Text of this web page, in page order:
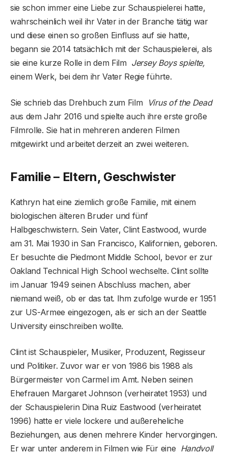
sie schon immer eine Liebe zur Schauspielerei hatte,
wahrscheinlich weil ihr Vater in der Branche tätig war
und diese einen so großen Einfluss auf sie hatte,
begann sie 2014 tatsächlich mit der Schauspielerei, als
sie eine kurze Rolle in dem Film Jersey Boys spielte,
einem Werk, bei dem ihr Vater Regie führte.
Sie schrieb das Drehbuch zum Film
Virus of the Dead
aus dem Jahr 2016 und spielte auch ihre erste große
Filmrolle. Sie hat in mehreren anderen Filmen
mitgewirkt und arbeitet derzeit an zwei weiteren.
Familie – Eltern, Geschwister
Kathryn hat eine ziemlich große Familie, mit einem
biologischen älteren Bruder und fünf
Halbgeschwistern. Sein Vater, Clint Eastwood, wurde
am 31. Mai 1930 in San Francisco, Kalifornien, geboren.
Er besuchte die Piedmont Middle School, bevor er zur
Oakland Technical High School wechselte. Clint sollte
im Januar 1949 seinen Abschluss machen, aber
niemand weiß, ob er das tat. Ihm zufolge wurde er 1951
zur US-Armee eingezogen, als er sich an der Seattle
University einschreiben wollte.
Clint ist Schauspieler, Musiker, Produzent, Regisseur
und Politiker. Zuvor war er von 1986 bis 1988 als
Bürgermeister von Carmel im Amt. Neben seinen
Ehefrauen Margaret Johnson (verheiratet 1953) und
der Schauspielerin Dina Ruiz Eastwood (verheiratet
1996) hatte er viele lockere und außereheliche
Beziehungen, aus denen mehrere Kinder hervorgingen.
Er war unter anderem in Filmen wie Für eine Handvoll